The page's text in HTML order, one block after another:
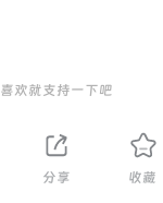
喜欢就支持一下吧
分享 收藏